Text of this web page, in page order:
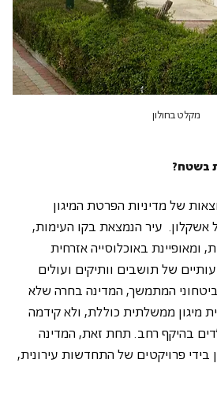
מקלט בחולון
בשטח?
של מדיניות הפרטת המיגון
עיר הנמצאת בקו העימות,
ומאופיינת באוכלוסייה אזרחית
של תושבים וותיקים ועולים
המתמשך, המדינה בחרה שלא
מיגון ממשלתית כוללת, ולא קידמה
בהיקף רחב. תחת זאת, המדינה
בידי פרויקטים של התחדשות עירונית,